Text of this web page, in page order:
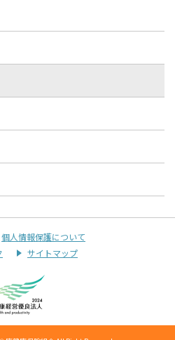
個人情報保護について
サイトマップ